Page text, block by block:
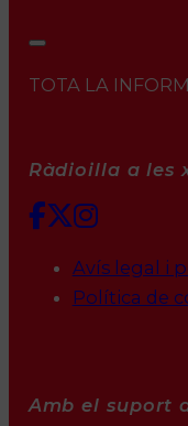
TOTA LA
Ràdioilla a les
Avís legal i
Política de
Amb el suport